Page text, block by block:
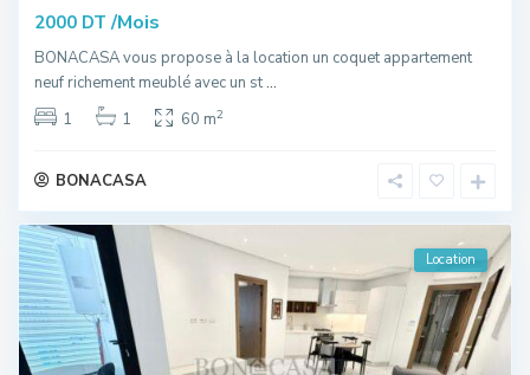
2000 DT /Mois
BONACASA vous propose à la location un coquet appartement
neuf richement meublé avec un st...
1
1 60 m2
BONACASA
Location